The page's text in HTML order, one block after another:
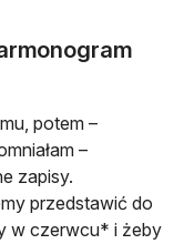
potem –
–
zapisy.
przedstawić do
w czerwcu* i żeby